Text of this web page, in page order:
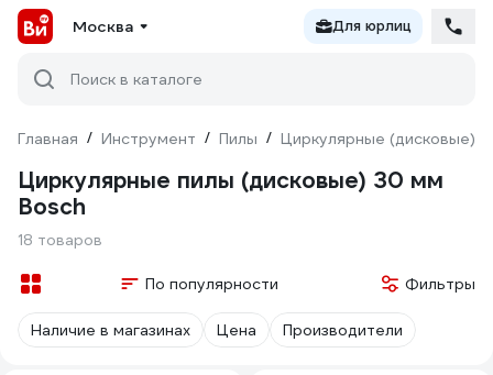
Москва Для юрлиц
Поиск в каталоге
Главная / Инструмент / Пилы / Циркулярные (дисковые)
Циркулярные пилы (дисковые) 30 мм
Bosch
18 товаров
По популярности Фильтры
Наличие в магазинах Цена Производители